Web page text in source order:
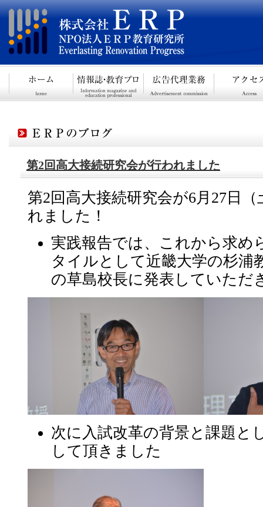
第2回高大接続研究会が行われました
第2回高大接続研究会が6月27日
れました！
実践報告では、これから求め
タイルとして近畿大学の杉浦
の草島校長に発表していただ
次に入試改革の背景と課題と
して頂きました